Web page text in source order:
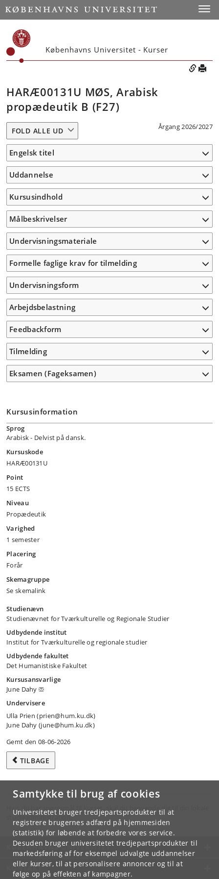
Samtykke til brug af cookies
Universitetet bruger tredjepartsprodukter til at
registrere brugernes adfærd på hjemmesiden
(statistik) for løbende at forbedre vores service.
Desuden bruger universitetet tredjepartsprodukter til
markedsføring af for eksempel udvalgte uddannelser
eller kurser, til at personalisere annoncer og til at
følge op på effekten af kampagner.
Københavns Universitet - Kurser
HARÆ00131U MØS, Arabisk
propædeutik B (F27)
Årgang 2026/2027
FOLD ALLE UD
Engelsk titel
Uddannelse
Kursusindhold
Målbeskrivelser
Undervisningsmateriale
Formelle faglige krav for tilmelding
Undervisningsform
Arbejdsbelastning
Feedbackform
Tilmelding
Eksamen (Fageksamen)
Kursusinformation
Sprog
Arabisk- Delvist på dansk.
Kursuskode
HARÆ00131U
Point
15 ECTS
Niveau
Propædeutik
Varighed
1 semester
Placering
Forår
Skemagruppe
Se skemalink
Studienævn
Studienævnet for Tværkulturelle og Regionale Studier
Udbydende institut
Institut for Tværkulturelle og regionale studier
Udbydende fakultet
Det Humanistiske Fakultet
Kursusansvarlige
June Dahy
Undervisere
Ulla Prien (prien@hum.ku.dk)
June Dahy (june@hum.ku.dk)
Gemt den 08-06-2026
TILBAGE
Hvis du har spørgsmål til kurset, skal du henvende dig til din lokale
studieadministration.
KØBENHAVNS UNIVERSITET
KONTAKT